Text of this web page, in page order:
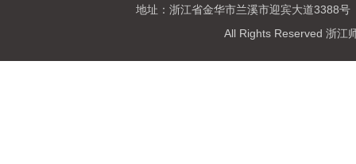
地址：浙江省金华市兰溪市迎宾大道
All Rights Reserved 浙